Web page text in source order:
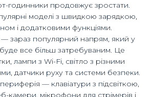
годинники продовжує зростати.
моделі з швидкою зарядкою,
і додатковими функціями.
зараз популярний напрям, який у
все більш затребуваним. Це
лампи з Wi-Fi, світло з різними
датчики руху та системи безпеки.
— клавіатури з підсвіткою,
камери, мікрофони для стрімерів і